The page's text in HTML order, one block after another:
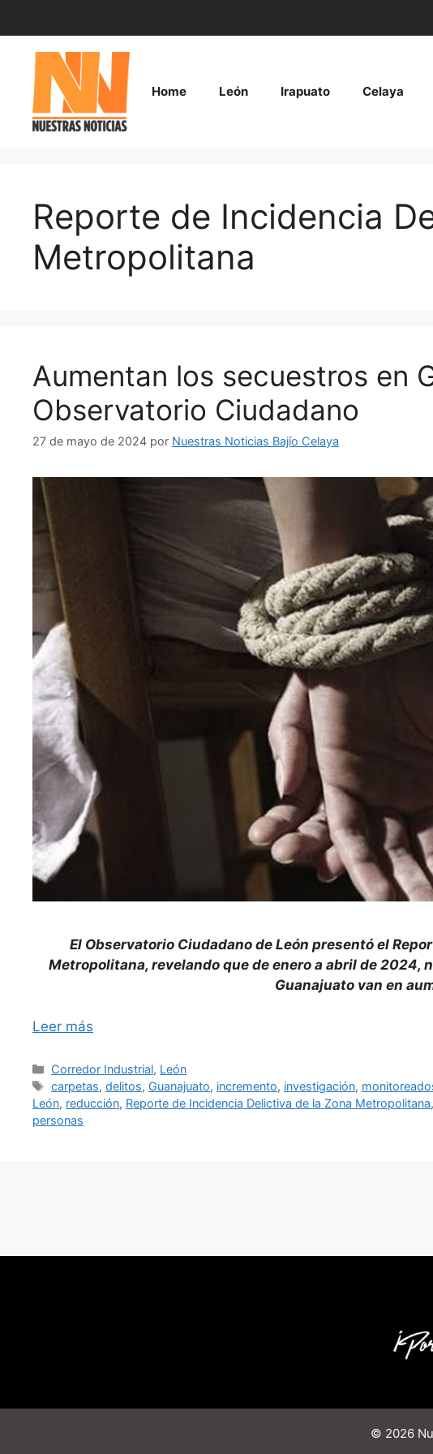
contenido
Home León Irapuato Celaya
Reporte de Incidencia
Metropolitana
Aumentan los secuestros en
Observatorio Ciudadano
27 de mayo de 2024 por Nuestras Noticias Bajío Celaya
El Observatorio Ciudadano de León presentó el
Metropolitana, revelando que de enero a abril de 2024,
Guanajuato van en
Leer más
Categorías
Corredor Industrial, León
Etiquetas
carpetas,delitos, Guanajuato, incremento, investigación,
León, reducción, Reporte de Incidencia Delictiva de la Zona Metropolitana,
personas
© 2026